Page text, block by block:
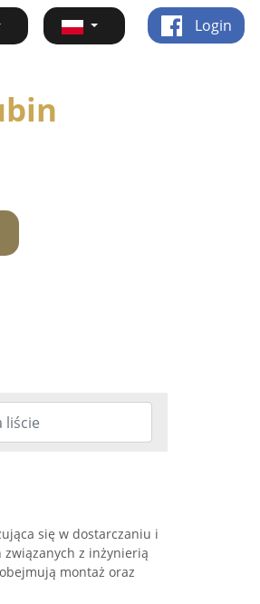
Login
się w dostarczaniu i
związanych z inżynierią
montaż oraz